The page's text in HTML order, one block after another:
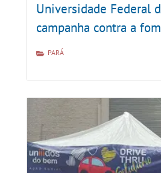
Universidade Federal
campanha contra a
PARÁ